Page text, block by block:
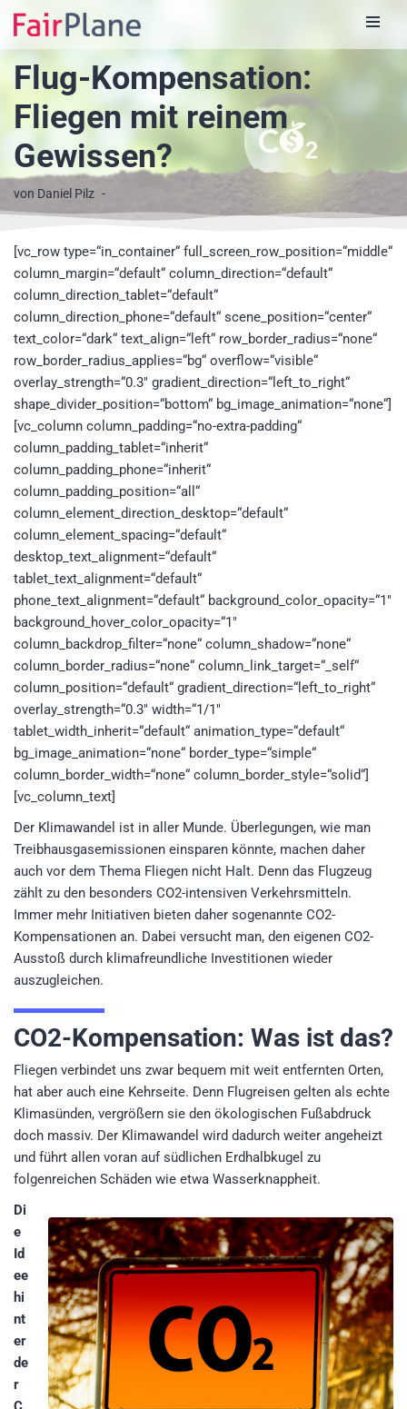
Zum
Inhalt
Flug-Kompensation:
Fliegen mit reinem
Gewissen?
von Daniel Pilz
[vc_row type=“in_container“ full_screen_row_position=“middle“
column_margin=“default“ column_direction=“default“
column_direction_tablet=“default“
column_direction_phone=“default“ scene_position=“center“
text_color=“dark“ text_align=“left“ row_border_radius=“none“
row_border_radius_applies=“bg“ overflow=“visible“
overlay_strength=“0.3″ gradient_direction=“left_to_right“
shape_divider_position=“bottom“ bg_image_animation=“none“]
[vc_column column_padding=“no-extra-padding“
column_padding_tablet=“inherit“
column_padding_phone=“inherit“
column_padding_position=“all“
column_element_direction_desktop=“default“
column_element_spacing=“default“
desktop_text_alignment=“default“
tablet_text_alignment=“default“
phone_text_alignment=“default“ background_color_opacity=“1″
background_hover_color_opacity=“1″
column_backdrop_filter=“none“ column_shadow=“none“
column_border_radius=“none“ column_link_target=“_self“
column_position=“default“ gradient_direction=“left_to_right“
overlay_strength=“0.3″ width=“1/1″
tablet_width_inherit=“default“ animation_type=“default“
bg_image_animation=“none“ border_type=“simple“
column_border_width=“none“ column_border_style=“solid“]
[vc_column_text]
Der Klimawandel ist in aller Munde. Überlegungen, wie man
Treibhausgasemissionen einsparen könnte, machen daher
auch vor dem Thema Fliegen nicht Halt. Denn das Flugzeug
zählt zu den besonders CO2-intensiven Verkehrsmitteln.
Immer mehr Initiativen bieten daher sogenannte CO2-
Kompensationen an. Dabei versucht man, den eigenen CO2-
Ausstoß durch klimafreundliche Investitionen wieder
auszugleichen.
CO2-Kompensation: Was ist das?
Fliegen verbindet uns zwar bequem mit weit entfernten Orten,
hat aber auch eine Kehrseite. Denn Flugreisen gelten als echte
Klimasünden, vergrößern sie den ökologischen Fußabdruck
doch massiv. Der Klimawandel wird dadurch weiter angeheizt
und führt allen voran auf südlichen Erdhalbkugel zu
folgenreichen Schäden wie etwa Wasserknappheit.
Di
e
Id
ee
hi
nt
er
de
r